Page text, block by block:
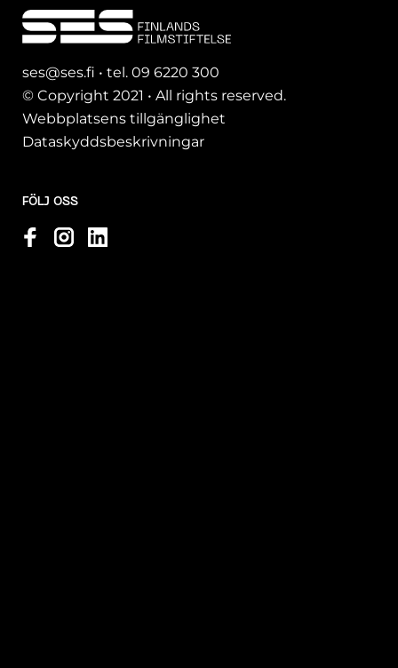
ses@ses.fi • tel. 09 6220 300
© Copyright 2021 • All rights reserved.
Webbplatsens tillgänglighet
Dataskyddsbeskrivningar
FÖLJ OSS